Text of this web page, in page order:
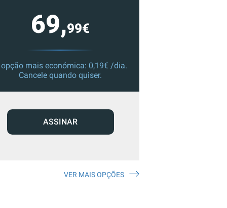
69,99€
mais económica: 0,19€ /dia.
Cancele quando quiser.
ASSINAR
VER MAIS OPÇÕES